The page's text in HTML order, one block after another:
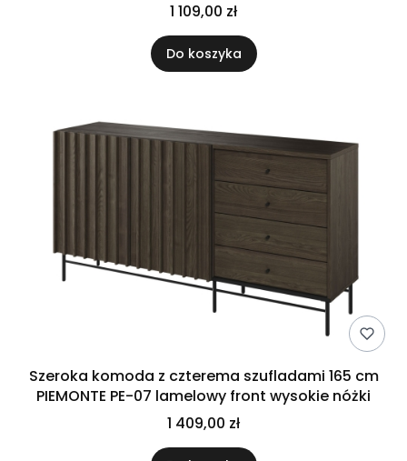
1 109,00 zł
Do koszyka
Szeroka komoda z czterema szufladami 165 cm
PIEMONTE PE-07 lamelowy front wysokie nóżki
1 409,00 zł